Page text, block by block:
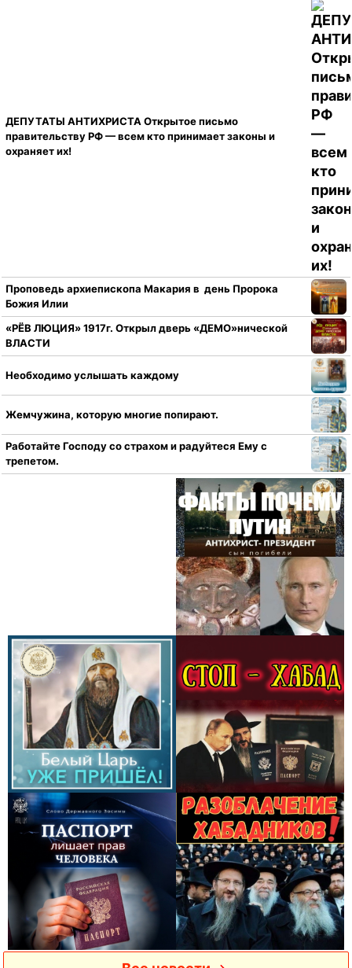
ДЕПУТАТЫ АНТИХРИСТА Открытое письмо
правительству РФ — всем кто принимает законы и
охраняет их!
Проповедь архиепископа Макария в день Пророка
Божия Илии
«РЁВ ЛЮЦИЯ» 1917г. Открыл дверь «ДЕМО»нической
ВЛАСТИ
Необходимо услышать каждому
Жемчужина, которую многие попирают.
Работайте Господу со страхом и радуйтеся Ему с
трепетом.